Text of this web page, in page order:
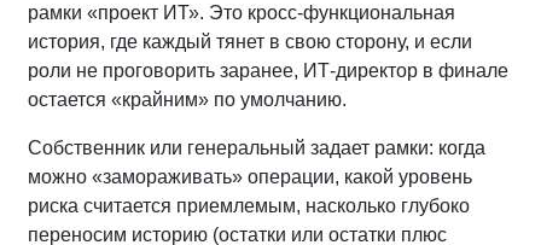
рамки «проект ИТ». Это кросс‑функциональная
история, где каждый тянет в свою сторону, и если
роли не проговорить заранее, ИТ‑директор в финале
остается «крайним» по умолчанию.
Собственник или генеральный задает рамки: когда
можно «замораживать» операции, какой уровень
риска считается приемлемым, насколько глубоко
переносим историю (остатки или остатки плюс